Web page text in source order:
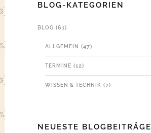
BLOG-KATEGORIEN
BLOG (61)
ALLGEMEIN (47)
TERMINE (12)
WISSEN & TECHNIK (7)
NEUESTE BLOGBEITRÄGE